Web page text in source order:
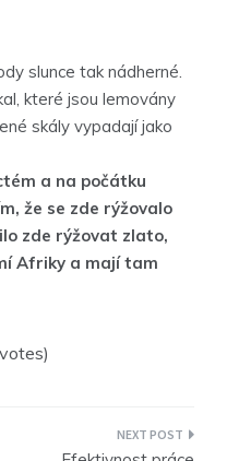
slunce tak nádherné.
které jsou lemovány
skály vypadají jako
a na počátku
že se zde rýžovalo
zde rýžovat zlato,
Afriky a mají tam